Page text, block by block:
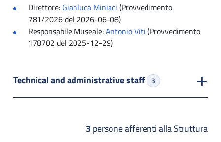
Direttore: Gianluca Miniaci (Provvedimento
781/2026 del 2026-06-08)
Responsabile Museale:Antonio Viti (Provvedimento
178702 del 2025-12-29)
Technical and administrative staff 3
3 persone afferenti alla Struttura